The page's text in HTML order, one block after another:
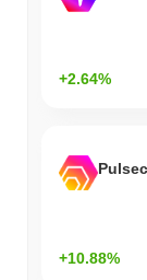
+2.64%
+10.88%